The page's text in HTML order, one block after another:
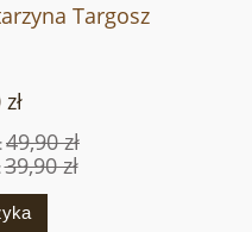
Targosz
49,90 zł
39,90 zł